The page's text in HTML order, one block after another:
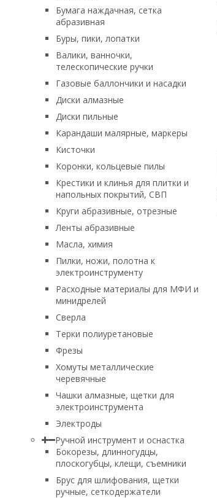
Бумага наждачная, сетка
абразивная
Буры, пики, лопатки
Валики, ванночки,
телескопические ручки
Газовые баллончики и насадки
Диски алмазные
Диски пильные
Карандаши малярные, маркеры
Кисточки
Коронки, кольцевые пилы
Крестики и клинья для плитки и
напольных покрытий, СВП
Круги абразивные, отрезные
Ленты абразивные
Масла, химия
Пилки, ножи, полотна к
электроинструменту
Расходные материалы для МФИ и
минидрелей
Сверла
Терки полиуретановые
Фрезы
Хомуты металлические
черевячные
Чашки алмазные, щетки для
электроинструмента
Электроды
Ручной инструмент и оснастка
Бокорезы, длинногудцы,
плоскогубцы, клещи, съемники
Брус для шлифования, щетки
ручные, сеткодержатели